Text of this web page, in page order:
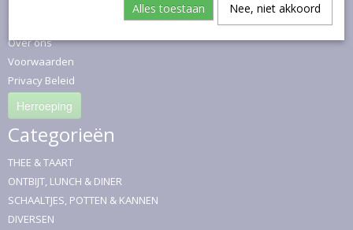
Over ons
Voorwaarden
Privacy Beleid
Herroeping
Categorieën
THEE & TAART
ONTBIJT, LUNCH & DINER
SCHAALTJES, POTTEN & KANNEN
DIVERSEN
Alles toestaan Nee, niet akkoord